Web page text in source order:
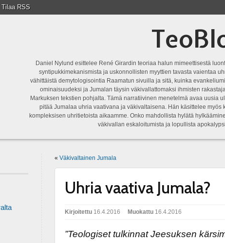
Tilaa RSS
Daniel Nylund esittelee René Girardin teoriaa halun mimeettisestä
syntipukkimekanismista ja uskonnollisten myyttien tavasta vaientaa
vähittäistä demytologisointia Raamatun sivuilla ja sitä, kuinka
ominaisuudeksi ja Jumalan täysin väkivallattomaksi ihmisten
Markuksen tekstien pohjalta. Tämä narratiivinen menetelmä avaa uusia
pitää Jumalaa uhria vaativana ja väkivaltaisena. Hän käsittelee
kompleksisen uhritietoista aikaamme. Onko mahdollista hylätä
väkivallan eskaloitumista ja lopullista
« Väkivaltainen Jumala
Uhria vaativa Jumala?
Kirjoitettu16.4.2016 Muokattu16.4.2016
”Teologiset tulkinnat Jeesuksen